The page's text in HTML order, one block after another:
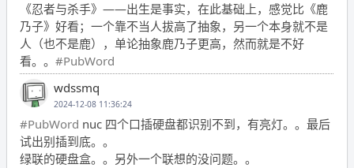
《忍者与杀手》——出生是事实，在此基础上，感觉比《鹿
乃子》好看；一个靠不当人拔高了抽象，另一个本身就不是
人（也不是鹿），单论抽象鹿乃子更高，然而就是不好
看。。 #PubWord
wdssmq
2024-12-08 11:36:24
#PubWord nuc 四个口插硬盘都识别不到，有亮灯。。最后
试出别插到底。。
绿联的硬盘盒。。另外一个联想的没问题。。